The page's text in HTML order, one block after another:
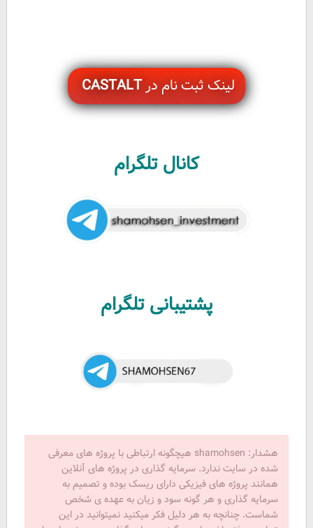
لینک ثبت نام درCASTALT
کانال تلگرام
پشتیبانی تلگرام
هشدار: shamohsen هیچگونه ارتباطی با پروژه های معرفی
شده در سایت ندارد. سرمایه گذاری در پروژه های آنلاین
همانند پروژه های فیزیکی دارای ریسک بوده و تصمیم به
سرمایه گذاری و هر گونه سود و زیان به عهده ی شخص
شماست. چنانچه به هر دلیل فکر میکنید نمیتوانید در این